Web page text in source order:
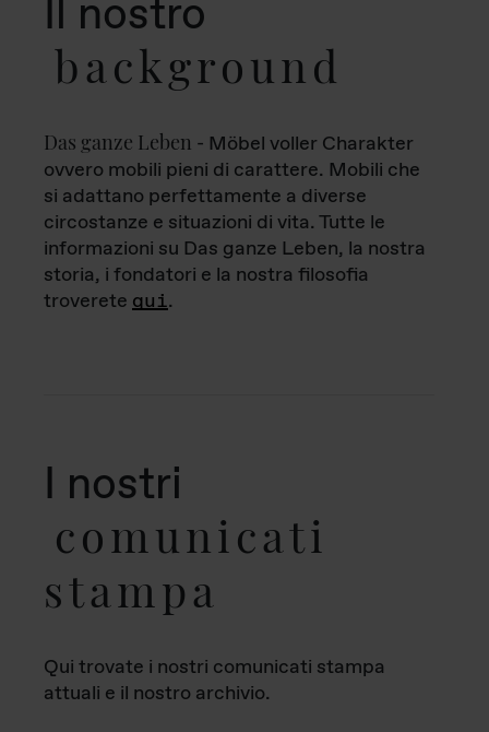
Il nostro
background
Das ganze Leben - Möbel voller Charakter
ovvero mobili pieni di carattere. Mobili che
si adattano perfettamente a diverse
circostanze e situazioni di vita. Tutte le
informazioni su Das ganze Leben, la nostra
storia, i fondatori e la nostra filosofia
troverete qui.
I nostri
comunicati
stampa
Qui trovate i nostri comunicati stampa
attuali e il nostro archivio.